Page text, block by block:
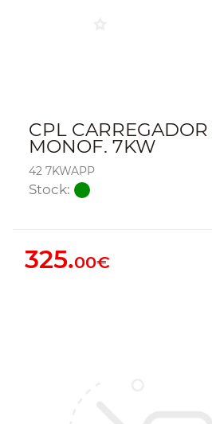
CPL CARREGADOR
MONOF. 7KW
42 7KWAPP
Stock:
325.00€